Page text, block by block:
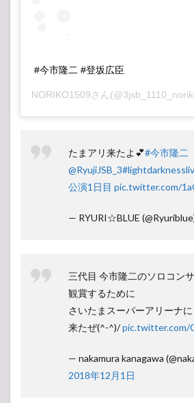
#今市隆二 #登坂広臣
NORIKO1509さん(@3jsb_1110_noriko915)
たまアリ来たよ💕#今市隆二
@RyujiJSB_3
公演1日目 pic.twitter.com/
— RYURI☆BLUE
三代目 今市隆二のソロコン
観賞するために
さいたまスーパーアリーナに
来たぜ(^-^)/pic.twitter.com/
— nakamura kanagawa
2018年12月1日